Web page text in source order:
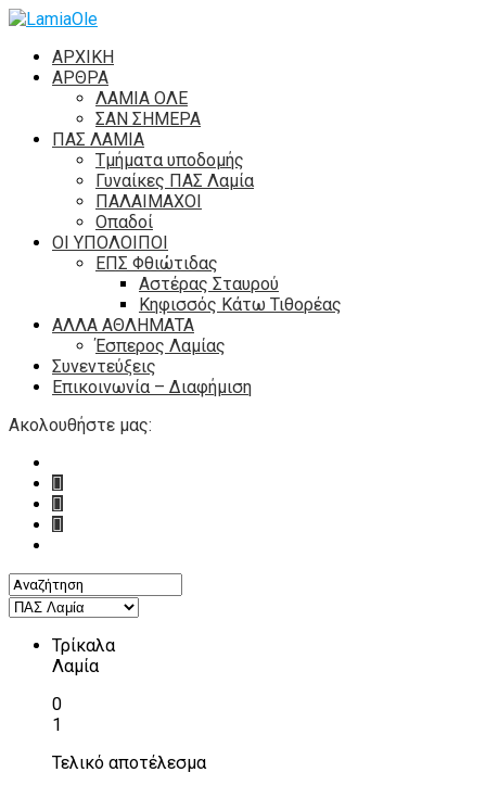
ΑΡΧΙΚΗ
ΑΡΘΡΑ
ΛΑΜΙΑ ΟΛΕ
ΣΑΝ ΣΗΜΕΡΑ
ΠΑΣ ΛΑΜΙΑ
Τμήματα υποδομής
Γυναίκες ΠΑΣ Λαμία
ΠΑΛΑΙΜΑΧΟΙ
Οπαδοί
ΟΙ ΥΠΟΛΟΙΠΟΙ
ΕΠΣ Φθιώτιδας
Αστέρας Σταυρού
Κηφισσός Κάτω Τιθορέας
ΑΛΛΑ ΑΘΛΗΜΑΤΑ
Έσπερος Λαμίας
Συνεντεύξεις
Επικοινωνία – Διαφήμιση
Ακολουθήστε μας:
Τρίκαλα
Λαμία
0
1
Τελικό αποτέλεσμα